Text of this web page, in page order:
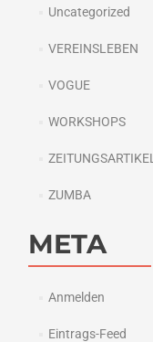
Uncategorized
VEREINSLEBEN
VOGUE
WORKSHOPS
ZEITUNGSARTIKEL
ZUMBA
META
Anmelden
Eintrags-Feed